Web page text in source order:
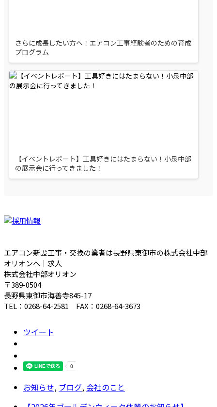
さらに成長したい方へ！エアコン工事経験者のための育成
プログラム
【イベントレポート】工具好きにはたまらない！小泉中部
の展示会に行ってきました！
エアコン新設工事・交換の業者は長野県東御市の株式会社中部
オリオンへ｜求人
株式会社中部オリオン
〒389-0504
長野県東御市海善寺845-17
TEL：0268-64-2581 FAX：0268-64-3673
ツイート
お知らせ, ブログ, 会社のこと